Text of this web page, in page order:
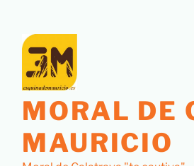
MORAL DE
MAURICIO